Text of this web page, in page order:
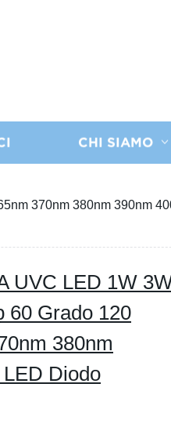
CHI SIAMO
370nm 380nm 390nm
UVC LED 1W
60 Grado 120
380nm
Diodo